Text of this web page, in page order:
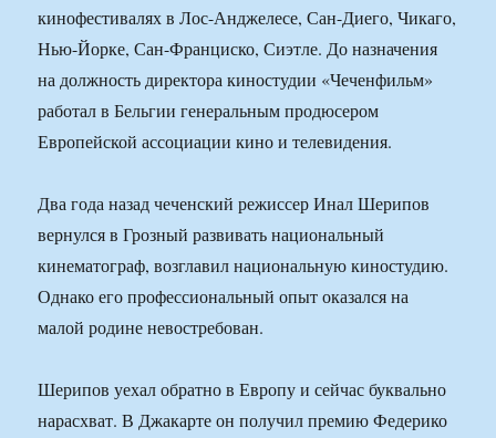
кинофестивалях в Лос-Анджелесе, Сан-Диего, Чикаго,
Нью-Йорке, Сан-Франциско, Сиэтле. До назначения
на должность директора киностудии «Чеченфильм»
работал в Бельгии генеральным продюсером
Европейской ассоциации кино и телевидения.
Два года назад чеченский режиссер Инал Шерипов
вернулся в Грозный развивать национальный
кинематограф, возглавил национальную киностудию.
Однако его профессиональный опыт оказался на
малой родине невостребован.
Шерипов уехал обратно в Европу и сейчас буквально
нарасхват. В Джакарте он получил премию Федерико